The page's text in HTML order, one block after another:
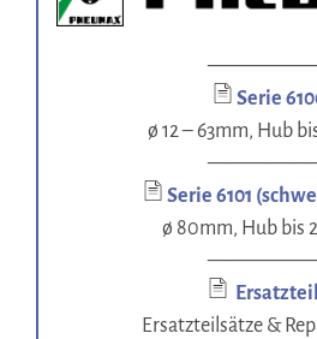
Serie
ø 12 – 63mm, Hub
Serie 6101
ø 80mm, Hub bis
Ersatzteilsätze &